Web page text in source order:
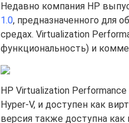
Недавно компания HP
1.0, предназначенного для
средах. Virtualization
функциональность) и
HP Virtualization
Hyper-V, и доступен как
версия также доступна